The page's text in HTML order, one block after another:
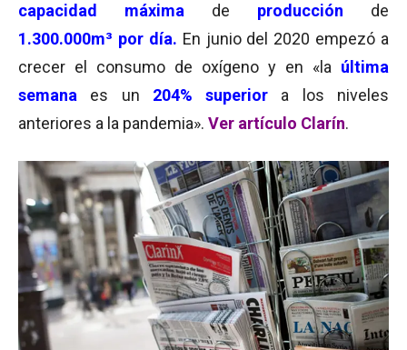
capacidad máxima de producción
de
1.300.000m³ por día. En junio del 2020 empezó a
crecer el consumo de oxígeno y en «la última
semana es un 204% superior a los niveles
anteriores a la pandemia». Ver artículo Clarín.